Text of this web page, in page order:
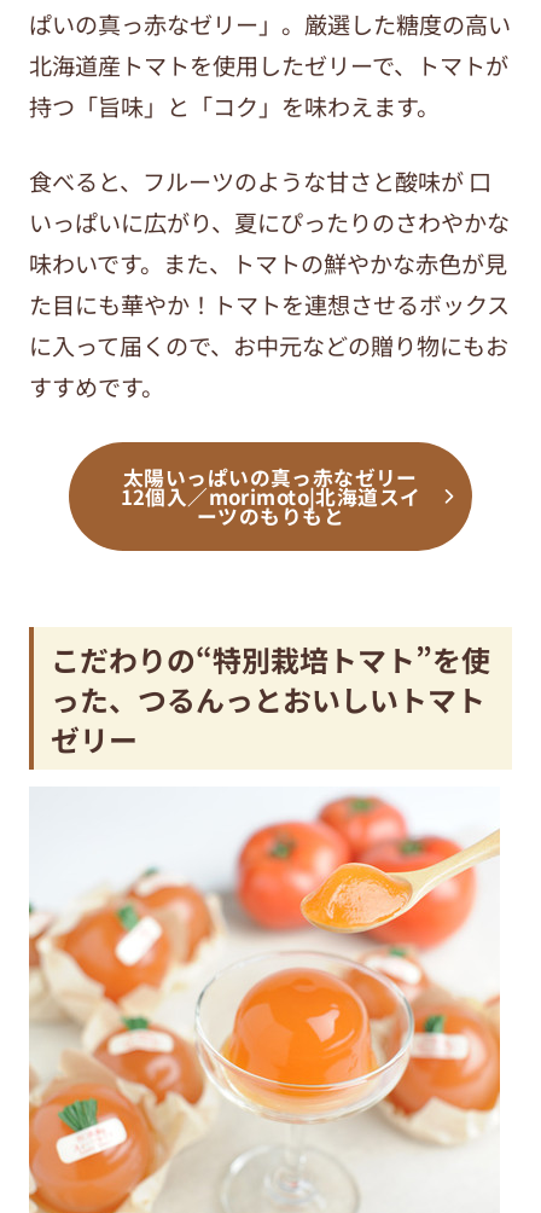
ぱいの真っ赤なゼリー」。厳選した糖度の高い
北海道産トマトを使用したゼリーで、トマトが
持つ「旨味」と「コク」を味わえます。
食べると、フルーツのような甘さと酸味が 口
いっぱいに広がり、夏にぴったりのさわやかな
味わいです。また、トマトの鮮やかな赤色が見
た目にも華やか！トマトを連想させるボックス
に入って届くので、お中元などの贈り物にもお
すすめです。
太陽いっぱいの真っ赤なゼリー
12個入／morimoto|北海道スイ
ーツのもりもと
こだわりの“特別栽培トマト”を使
った、つるんっとおいしいトマト
ゼリー